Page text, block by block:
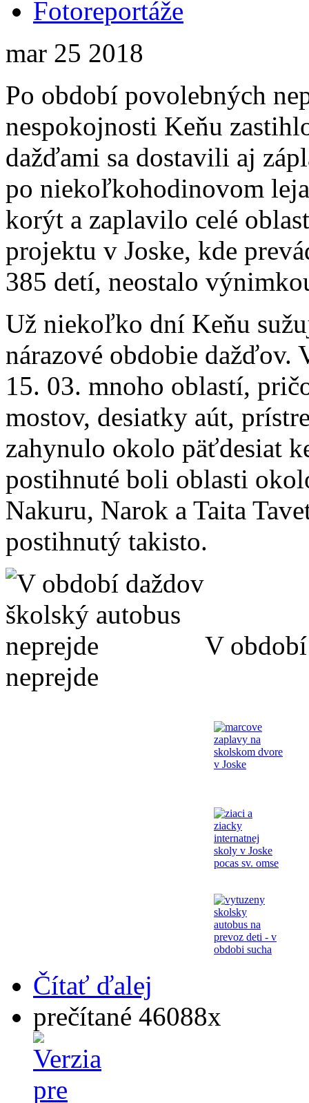
Fotoreportáže
mar 25 2018
Po období povolebných
nespokojnosti Keňu
dažďami sa dostavili aj
po niekoľkohodinovom
korýt a zaplavilo celé
projektu v Joske, kde
385 detí, neostalo
Už niekoľko dní Keňu
nárazové obdobie dažďov.
15. 03. mnoho oblastí,
mostov, desiatky aút,
zahynulo okolo päťdesiat
postihnuté boli oblasti
Nakuru, Narok a Taita
postihnutý takisto.
V
neprejde
Čítať ďalej
prečítané 46088x